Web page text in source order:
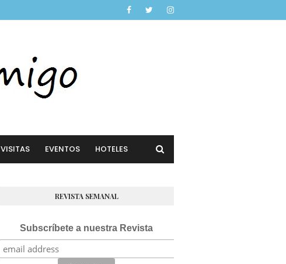
VISITAS EVENTOS HOTELES
REVISTA SEMANAL
Subscríbete a nuestra Revista